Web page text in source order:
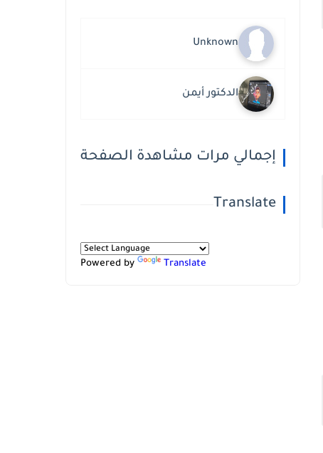
Unknown
الدكتور أيمن
إجمالي مرات مشاهدة الصفحة
Translate
Powered by Translate